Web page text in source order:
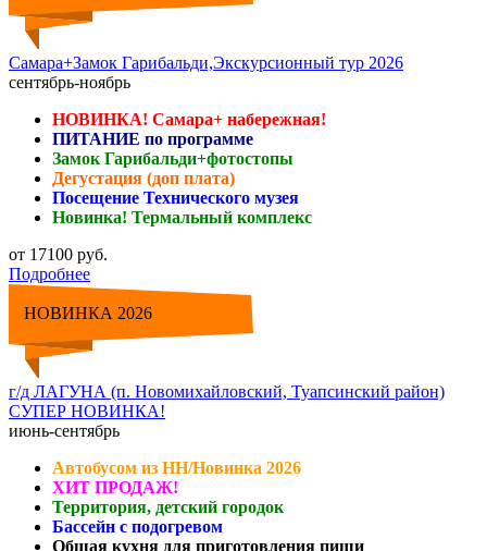
Самара+Замок Гарибальди,Экскурсионный тур 2026
сентябрь-ноябрь
НОВИНКА! Самара+ набережная!
ПИТАНИЕ по программе
Замок Гарибальди+фотостопы
Дегустация (доп плата)
Посещение Технического музея
Новинка! Термальный комплекс
от 17100 руб.
Подробнее
НОВИНКА 2026
г/д ЛАГУНА (п. Новомихайловский, Туапсинский район)
СУПЕР НОВИНКА!
июнь-сентябрь
Автобусом из НН/Новинка 2026
ХИТ ПРОДАЖ!
Территория, детский городок
Бассейн с подогревом
Общая кухня для приготовления пищи